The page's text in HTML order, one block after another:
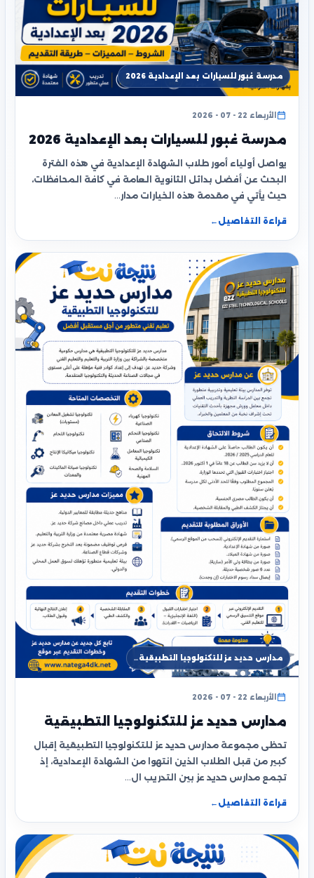
مدرسة غبور للسيارات بعد الإعدادية 2026
الأربعاء 22 - 07 - 2026
مدرسة غبور للسيارات بعد الإعدادية 2026
يواصل أولياء أمور طلاب الشهادة الإعدادية في هذه الفترة
البحث عن أفضل بدائل الثانوية العامة في كافة المحافظات،
حيث يأتي في مقدمة هذه الخيارات مدار…
قراءة التفاصيل ←
مدارس حديد عز للتكنولوجيا التطبيقية…
الأربعاء 22 - 07 - 2026
مدارس حديد عز للتكنولوجيا التطبيقية
تحظى مجموعة مدارس حديد عز للتكنولوجيا التطبيقية إقبال
كبير من قبل الطلاب الذين انتهوا من الشهادة الإعدادية، إذ
تجمع مدارس حديد عز بين التدريب ال…
قراءة التفاصيل ←